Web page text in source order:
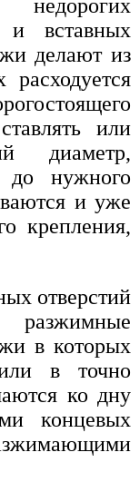
и вставных
делают из
или
диаметр,
до нужного
и уже
крепления,
отверстий
в которых
в точно
ко дну
концевых